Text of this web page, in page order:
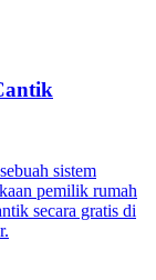
sistem
pemilik rumah
secara gratis di